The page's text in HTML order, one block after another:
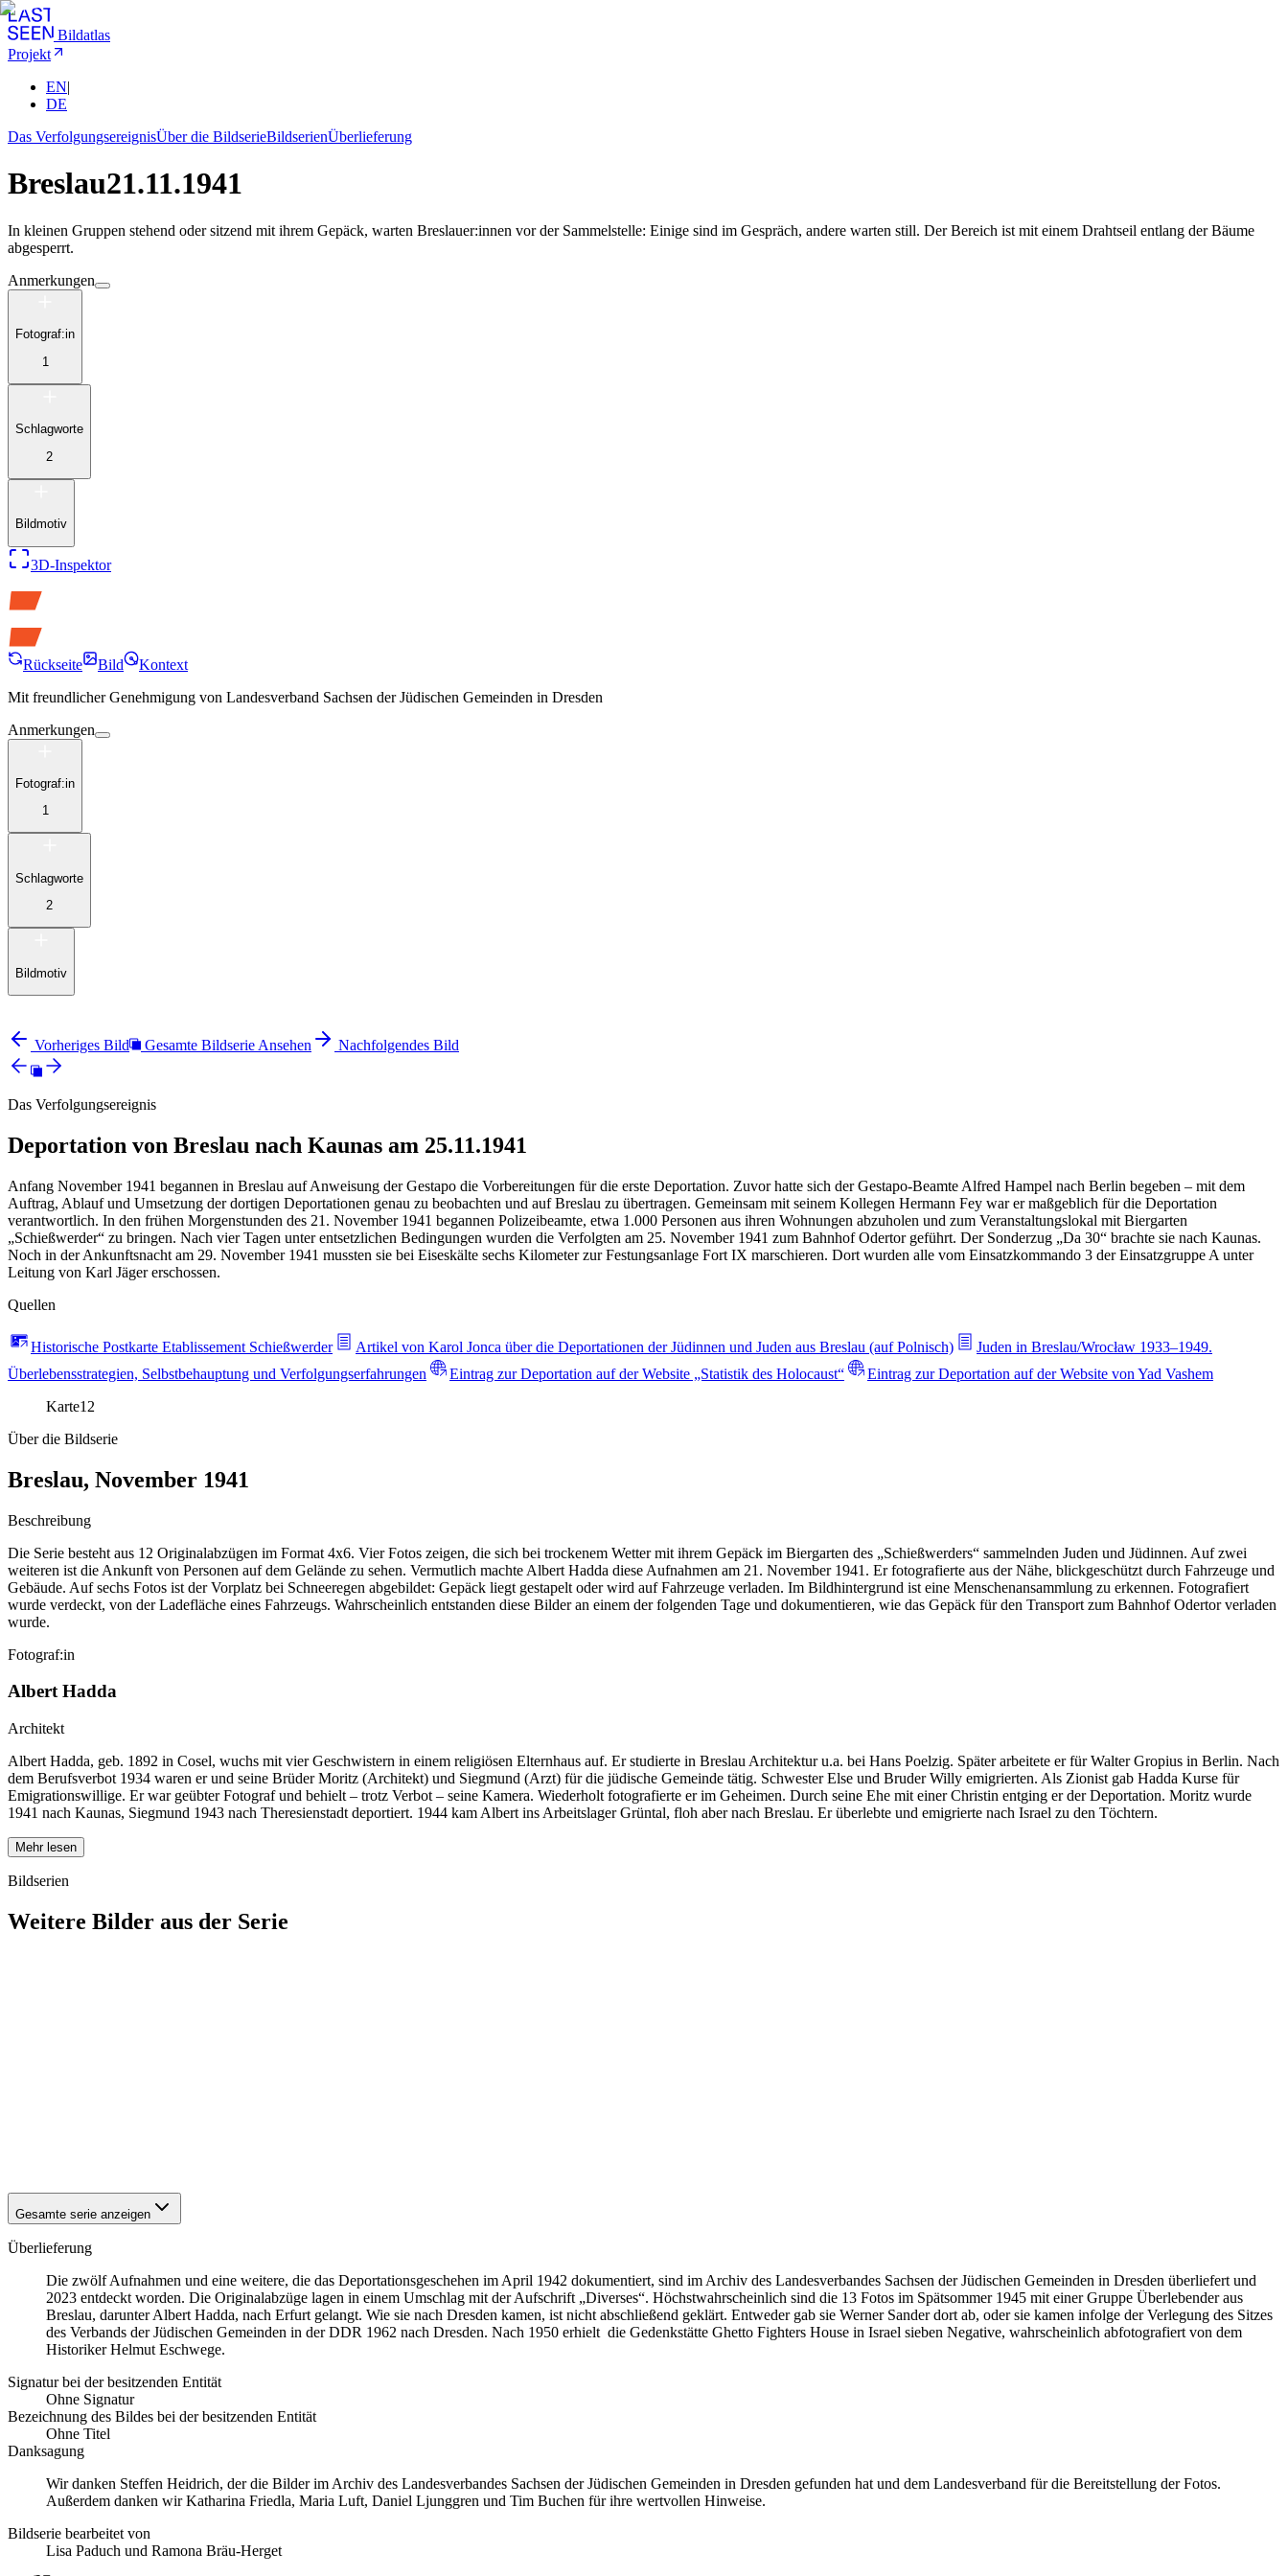
Bildatlas
Projekt
EN|
DE
Das VerfolgungsereignisÜber die BildserieBildserienÜberlieferung
Breslau21.11.1941
In kleinen Gruppen stehend oder sitzend mit ihrem Gepäck, warten Breslauer:innen vor der Sammelstelle: Einige sind im Gespräch, andere warten still. Der Bereich ist mit einem Drahtseil entlang der Bäume
abgesperrt.
Anmerkungen
Fotograf:in
1
Schlagworte
2
Bildmotiv
3D-Inspektor
Rückseite Bild
Kontext
Mit freundlicher Genehmigung von Landesverband Sachsen der Jüdischen Gemeinden in Dresden
Anmerkungen
Fotograf:in
1
Schlagworte
2
Bildmotiv
Vorheriges Bild Gesamte Bildserie Ansehen Nachfolgendes Bild
Das Verfolgungsereignis
Deportation von Breslau nach Kaunas am 25.11.1941
Anfang November 1941 begannen in Breslau auf Anweisung der Gestapo die Vorbereitungen für die erste Deportation. Zuvor hatte sich der Gestapo-Beamte Alfred Hampel nach Berlin begeben – mit dem
Auftrag, Ablauf und Umsetzung der dortigen Deportationen genau zu beobachten und auf Breslau zu übertragen. Gemeinsam mit seinem Kollegen Hermann Fey war er maßgeblich für die Deportation
verantwortlich. In den frühen Morgenstunden des 21. November 1941 begannen Polizeibeamte, etwa 1.000 Personen aus ihren Wohnungen abzuholen und zum Veranstaltungslokal mit Biergarten
„Schießwerder“ zu bringen. Nach vier Tagen unter entsetzlichen Bedingungen wurden die Verfolgten am 25. November 1941 zum Bahnhof Odertor geführt. Der Sonderzug „Da 30“ brachte sie nach Kaunas.
Noch in der Ankunftsnacht am 29. November 1941 mussten sie bei Eiseskälte sechs Kilometer zur Festungsanlage Fort IX marschieren. Dort wurden alle vom Einsatzkommando 3 der Einsatzgruppe A unter
Leitung von Karl Jäger erschossen.
Quellen
Historische Postkarte Etablissement Schießwerder Artikel von Karol Jonca über die Deportationen der Jüdinnen und Juden aus Breslau (auf Polnisch)
Juden in Breslau/Wrocław 1933–1949.
Überlebensstrategien, Selbstbehauptung und Verfolgungserfahrungen
Eintrag zur Deportation auf der Website „Statistik des Holocaust“
Eintrag zur Deportation auf der Website von Yad Vashem
Karte12
Über die Bildserie
Breslau, November 1941
Beschreibung
Die Serie besteht aus 12 Originalabzügen im Format 4x6. Vier Fotos zeigen, die sich bei trockenem Wetter mit ihrem Gepäck im Biergarten des „Schießwerders“ sammelnden Juden und Jüdinnen. Auf zwei
weiteren ist die Ankunft von Personen auf dem Gelände zu sehen. Vermutlich machte Albert Hadda diese Aufnahmen am 21. November 1941. Er fotografierte aus der Nähe, blickgeschützt durch Fahrzeuge und
Gebäude. Auf sechs Fotos ist der Vorplatz bei Schneeregen abgebildet: Gepäck liegt gestapelt oder wird auf Fahrzeuge verladen. Im Bildhintergrund ist eine Menschenansammlung zu erkennen. Fotografiert
wurde verdeckt, von der Ladefläche eines Fahrzeugs. Wahrscheinlich entstanden diese Bilder an einem der folgenden Tage und dokumentieren, wie das Gepäck für den Transport zum Bahnhof Odertor verladen
wurde.
Fotograf:in
Albert Hadda
Architekt
Albert Hadda, geb. 1892 in Cosel, wuchs mit vier Geschwistern in einem religiösen Elternhaus auf. Er studierte in Breslau Architektur u.a. bei Hans Poelzig. Später arbeitete er für Walter Gropius in Berlin. Nach
dem Berufsverbot 1934 waren er und seine Brüder Moritz (Architekt) und Siegmund (Arzt) für die jüdische Gemeinde tätig. Schwester Else und Bruder Willy emigrierten. Als Zionist gab Hadda Kurse für
Emigrationswillige. Er war geübter Fotograf und behielt – trotz Verbot – seine Kamera. Wiederholt fotografierte er im Geheimen. Durch seine Ehe mit einer Christin entging er der Deportation. Moritz wurde
1941 nach Kaunas, Siegmund 1943 nach Theresienstadt deportiert. 1944 kam Albert ins Arbeitslager Grüntal, floh aber nach Breslau. Er überlebte und emigrierte nach Israel zu den Töchtern.
Mehr lesen
Bildserien
Weitere Bilder aus der Serie
Gesamte serie anzeigen
Überlieferung
Die zwölf Aufnahmen und eine weitere, die das Deportationsgeschehen im April 1942 dokumentiert, sind im Archiv des Landesverbandes Sachsen der Jüdischen Gemeinden in Dresden überliefert und
2023 entdeckt worden. Die Originalabzüge lagen in einem Umschlag mit der Aufschrift „Diverses“. Höchstwahrscheinlich sind die 13 Fotos im Spätsommer 1945 mit einer Gruppe Überlebender aus
Breslau, darunter Albert Hadda, nach Erfurt gelangt. Wie sie nach Dresden kamen, ist nicht abschließend geklärt. Entweder gab sie Werner Sander dort ab, oder sie kamen infolge der Verlegung des Sitzes
des Verbands der Jüdischen Gemeinden in der DDR 1962 nach Dresden. Nach 1950 erhielt die Gedenkstätte Ghetto Fighters House in Israel sieben Negative, wahrscheinlich abfotografiert von dem
Historiker Helmut Eschwege.
Signatur bei der besitzenden Entität
Ohne Signatur
Bezeichnung des Bildes bei der besitzenden Entität
Ohne Titel
Danksagung
Wir danken Steffen Heidrich, der die Bilder im Archiv des Landesverbandes Sachsen der Jüdischen Gemeinden in Dresden gefunden hat und dem Landesverband für die Bereitstellung der Fotos.
Außerdem danken wir Katharina Friedla, Maria Luft, Daniel Ljunggren und Tim Buchen für ihre wertvollen Hinweise.
Bildserie bearbeitet von
Lisa Paduch und Ramona Bräu-Herget